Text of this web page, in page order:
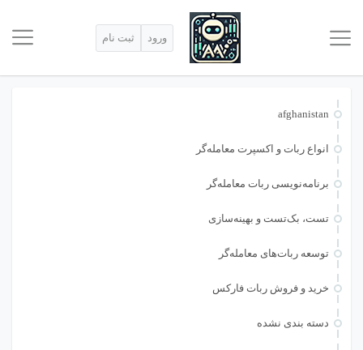
ورود ثبت نام
afghanistan
انواع ربات و اکسپرت معامله‌گر
برنامه‌نویسی ربات معامله‌گر
تست، بک‌تست و بهینه‌سازی
توسعه ربات‌های معامله‌گر
خرید و فروش ربات فارکس
دسته بندی نشده